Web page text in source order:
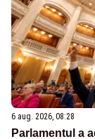
6 aug. 2026, 08:28
Parlamentul a